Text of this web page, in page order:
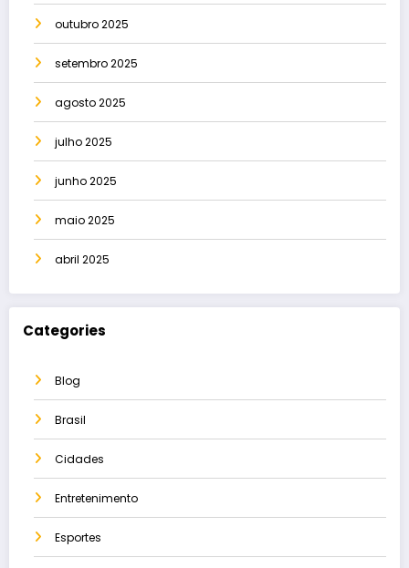
outubro 2025
setembro 2025
agosto 2025
julho 2025
junho 2025
maio 2025
abril 2025
Categories
Blog
Brasil
Cidades
Entretenimento
Esportes